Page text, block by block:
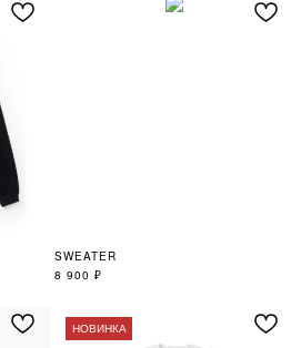
SWEATER
8 900 ₽
НОВИНКА